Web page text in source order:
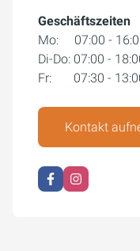
Geschäftszeiten
Mo: 07:00 -
Di-Do: 07:00 -
Fr: 07:30 -
Kontakt